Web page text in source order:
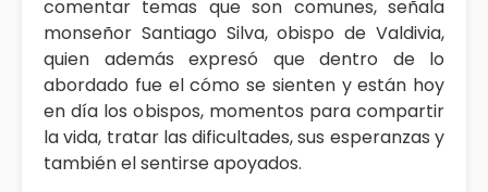
comentar temas que son comunes, señala
monseñor Santiago Silva, obispo de Valdivia,
quien además expresó que dentro de lo
abordado fue el cómo se sienten y están hoy
en día los obispos, momentos para compartir
la vida, tratar las dificultades, sus esperanzas y
también el sentirse apoyados.